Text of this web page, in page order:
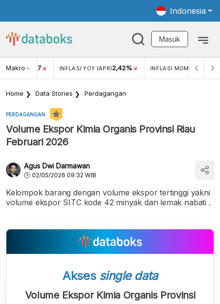
Indonesia
Masuk
Makro
USD/IDR 17 INFLASI YOY (APR)2,42% INFLASI MOM (MAR)
Home Data Stories Perdagangan
PERDAGANGAN
Volume Ekspor Kimia Organis Provinsi Riau
Februari 2026
Agus Dwi Darmawan
02/05/2026 09:32 WIB
Kelompok barang dengan volume ekspor tertinggi yakni
volume ekspor SITC kode 42 minyak dan lemak nabati .
Akses single data
Volume Ekspor Kimia Organis Provinsi